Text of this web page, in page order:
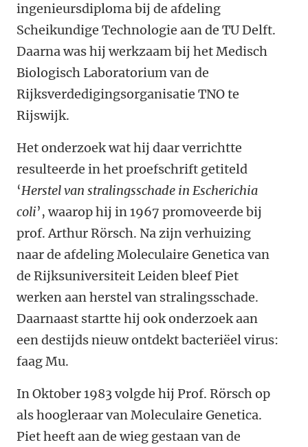
ingenieursdiploma bij de afdeling
Scheikundige Technologie aan de TU Delft.
Daarna was hij werkzaam bij het Medisch
Biologisch Laboratorium van de
Rijksverdedigingsorganisatie TNO te
Rijswijk.
Het onderzoek wat hij daar verrichtte
resulteerde in het proefschrift getiteld
‘Herstel van stralingsschade in Escherichia
coli’, waarop hij in 1967 promoveerde bij
prof. Arthur Rörsch. Na zijn verhuizing
naar de afdeling Moleculaire Genetica van
de Rijksuniversiteit Leiden bleef Piet
werken aan herstel van stralingsschade.
Daarnaast startte hij ook onderzoek aan
een destijds nieuw ontdekt bacteriëel virus:
faag Mu.
In Oktober 1983 volgde hij Prof. Rörsch op
als hoogleraar van Moleculaire Genetica.
Piet heeft aan de wieg gestaan van de